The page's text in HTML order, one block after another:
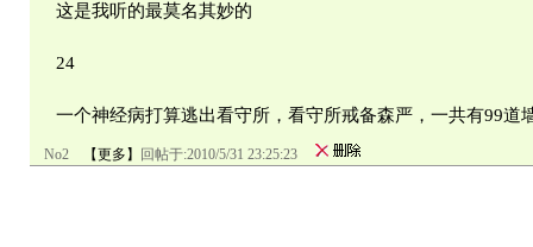
这是我听的最莫名其妙的
24
一个神经病打算逃出看守所，看守所戒备森严，一共有99道
No2 【更多】 回帖于:2010/5/31 23:25:23